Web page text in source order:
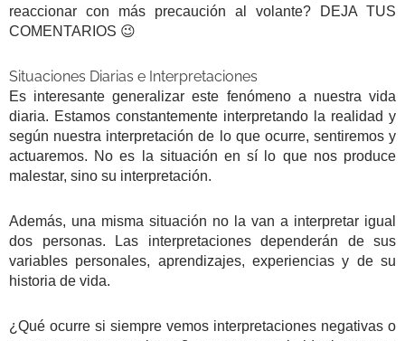
reaccionar con más precaución al volante? DEJA TUS
COMENTARIOS 😉
Situaciones Diarias e Interpretaciones
Es interesante generalizar este fenómeno a nuestra vida
diaria. Estamos constantemente interpretando la realidad y
según nuestra interpretación de lo que ocurre, sentiremos y
actuaremos. No es la situación en sí lo que nos produce
malestar, sino su interpretación.
Además, una misma situación no la van a interpretar igual
dos personas. Las interpretaciones dependerán de sus
variables personales, aprendizajes, experiencias y de su
historia de vida.
¿Qué ocurre si siempre vemos interpretaciones negativas o